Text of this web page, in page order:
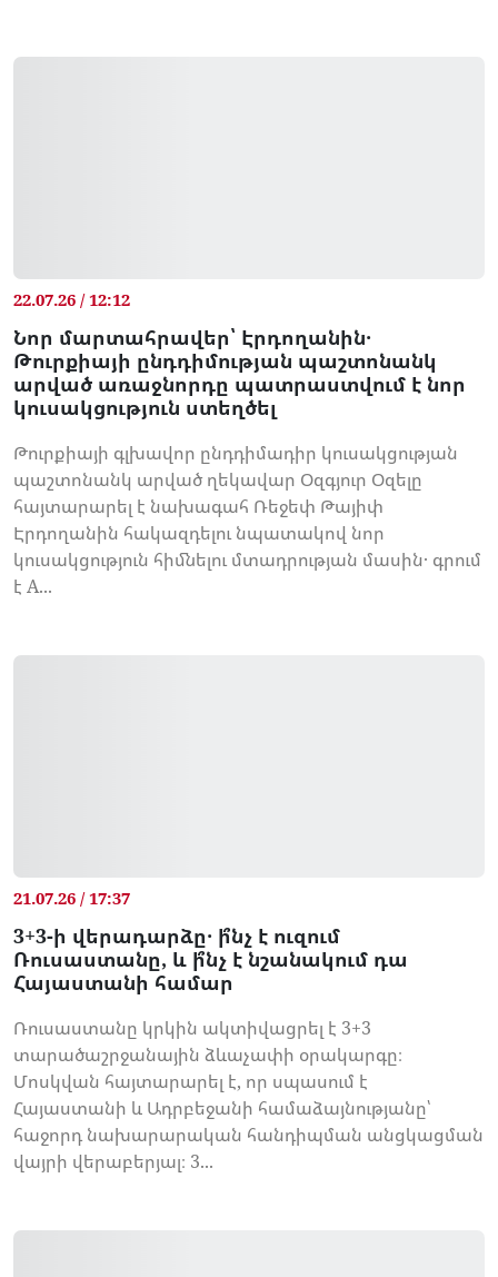
22.07.26 / 12:12
Նոր մարտահրավեր՝ Էրդողանին․
Թուրքիայի ընդդիմության պաշտոնանկ
արված առաջնորդը պատրաստվում է նոր
կուսակցություն ստեղծել
Թուրքիայի գլխավոր ընդդիմադիր կուսակցության
պաշտոնանկ արված ղեկավար Օզգյուր Օզելը
հայտարարել է նախագահ Ռեջեփ Թայիփ
Էրդողանին հակազդելու նպատակով նոր
կուսակցություն հիմնելու մտադրության մասին․ գրում
է A...
21.07.26 / 17:37
3+3-ի վերադարձը․ ի՞նչ է ուզում
Ռուսաստանը, և ի՞նչ է նշանակում դա
Հայաստանի համար
Ռուսաստանը կրկին ակտիվացրել է 3+3
տարածաշրջանային ձևաչափի օրակարգը։
Մոսկվան հայտարարել է, որ սպասում է
Հայաստանի և Ադրբեջանի համաձայնությանը՝
հաջորդ նախարարական հանդիպման անցկացման
վայրի վերաբերյալ։ 3...